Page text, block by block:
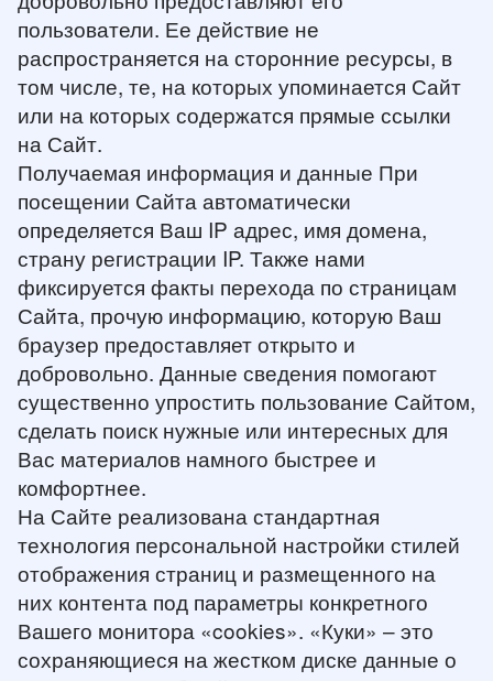
пользователи. Ее действие не
распространяется на сторонние ресурсы, в
том числе, те, на которых упоминается Сайт
или на которых содержатся прямые ссылки
на Сайт.
Получаемая информация и данные При
посещении Сайта автоматически
определяется Ваш IP адрес, имя домена,
страну регистрации IP. Также нами
фиксируется факты перехода по страницам
Сайта, прочую информацию, которую Ваш
браузер предоставляет открыто и
добровольно. Данные сведения помогают
существенно упростить пользование Сайтом,
сделать поиск нужные или интересных для
Вас материалов намного быстрее и
комфортнее.
На Сайте реализована стандартная
технология персональной настройки стилей
отображения страниц и размещенного на
них контента под параметры конкретного
Вашего монитора «cookies». «Куки» – это
сохраняющиеся на жестком диске данные о